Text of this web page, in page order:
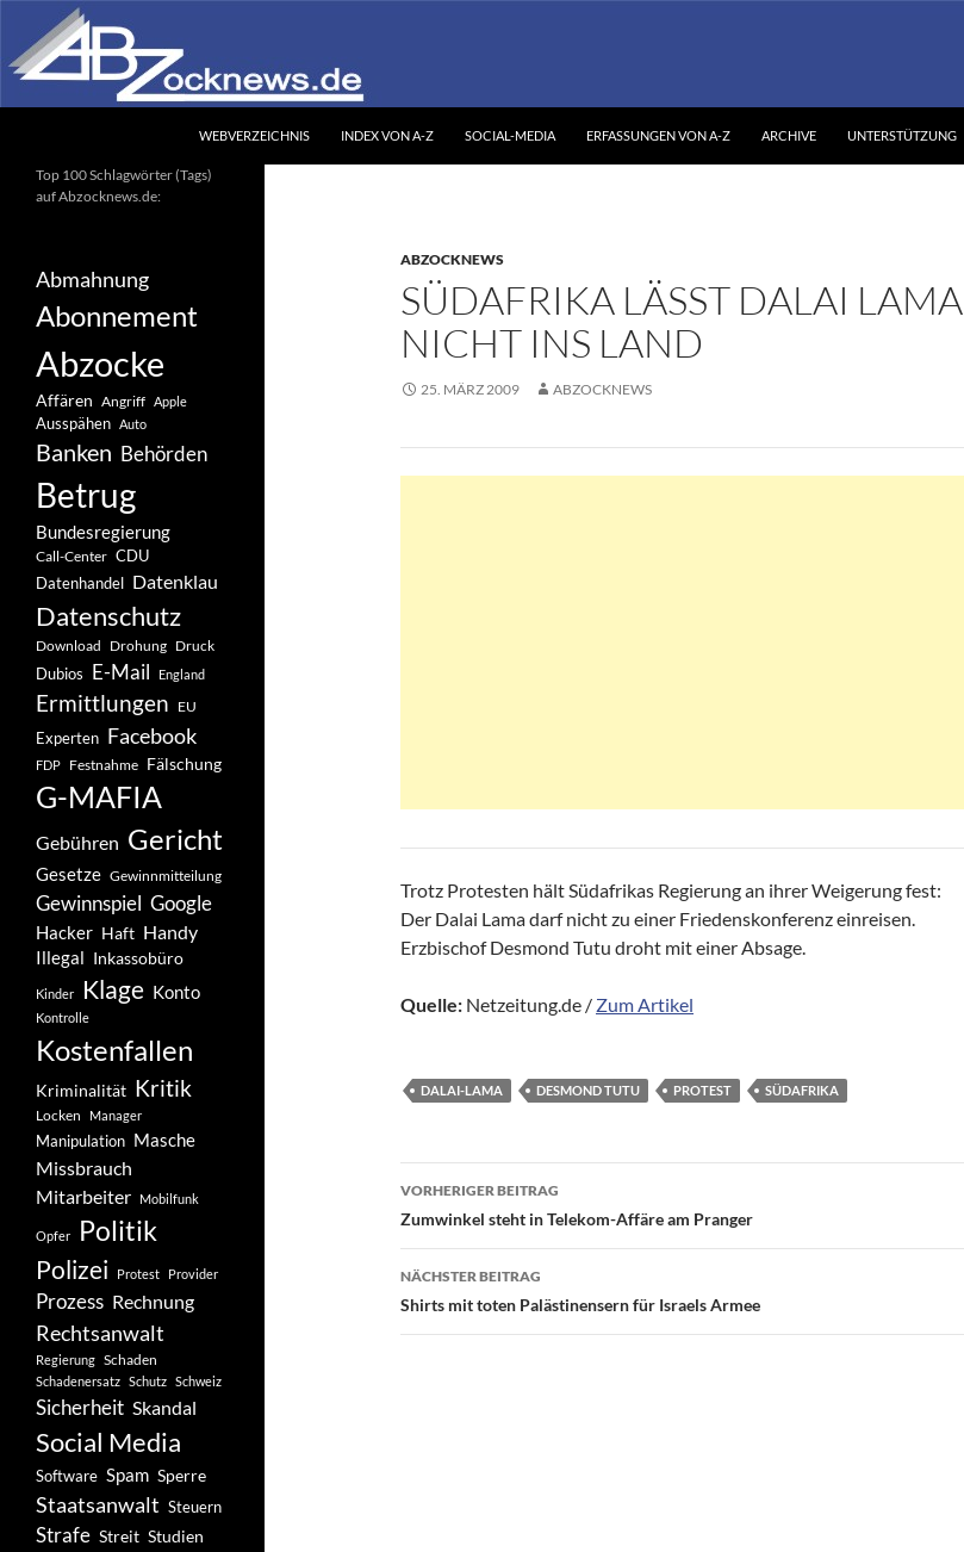
Inhalt
springen
WEBVERZEICHNIS INDEX VON A-Z SOCIAL-MEDIA ERFASSUNGEN VON A-Z ARCHIVE UNTERSTÜTZUNG
ABZOCKNEWS
SÜDAFRIKA LÄSST DALAI LAMA
NICHT INS LAND
25. MÄRZ 2009 ABZOCKNEWS
Trotz Protesten hält Südafrikas Regierung an ihrer Weigerung fest:
Der Dalai Lama darf nicht zu einer Friedenskonferenz einreisen.
Erzbischof Desmond Tutu droht mit einer Absage.
Quelle: Netzeitung.de / Zum Artikel
DALAI-LAMA DESMOND TUTU PROTEST SÜDAFRIKA
Beitragsnavigation
VORHERIGER BEITRAG
Zumwinkel steht in Telekom-Affäre am Pranger
NÄCHSTER BEITRAG
Shirts mit toten Palästinensern für Israels Armee
Ihr unabhängiges
Informationsportal
Top 100 Schlagwörter (Tags)
auf Abzocknews.de:
Abmahnung
Abonnement
Abzocke
Affären Angriff Apple
Ausspähen Auto
Banken Behörden
Betrug
Bundesregierung
Call-Center CDU
Datenhandel Datenklau
Datenschutz
Download Drohung Druck
Dubios E-Mail England
Ermittlungen EU
Experten Facebook
FDP Festnahme Fälschung
G-MAFIA
Gebühren Gericht
Gesetze Gewinnmitteilung
Gewinnspiel Google
Hacker Haft Handy
Illegal Inkassobüro
Kinder Klage Konto
Kontrolle
Kostenfallen
Kriminalität Kritik
Locken Manager
Manipulation Masche
Missbrauch
Mitarbeiter
Mobilfunk
Opfer Politik
Polizei Protest Provider
Prozess Rechnung
Rechtsanwalt
Regierung Schaden
Schadenersatz Schutz Schweiz
Sicherheit Skandal
Social Media
Software Spam Sperre
Staatsanwalt Steuern
Strafe Streit Studien